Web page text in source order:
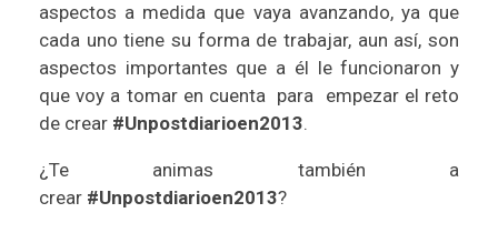
aspectos a medida que vaya avanzando, ya que
cada uno tiene su forma de trabajar, aun así, son
aspectos importantes que a él le funcionaron y
que voy a tomar en cuenta para empezar el reto
de crear #Unpostdiarioen2013.
¿Te animas también a
crear #Unpostdiarioen2013?